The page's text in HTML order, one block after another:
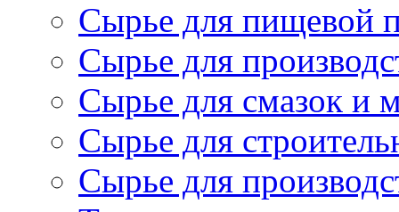
Сырье для пищевой
Сырье для
Сырье для смазок и
Сырье для
Сырье для